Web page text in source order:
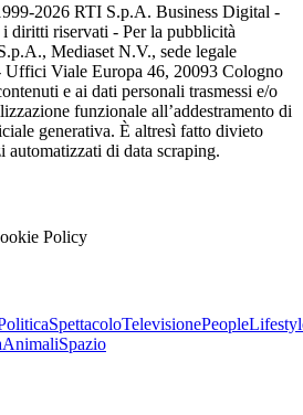
2026 RTI S.p.A. Business Digital -
diritti riservati - Per la pubblicità
Mediaset N.V., sede legale
Uffici Viale Europa 46, 20093 Cologno
e ai dati personali trasmessi e/o
funzionale all’addestramento di
generativa. È altresì fatto divieto
automatizzati di data scraping.
Policy
SpettacoloTelevisionePeople
AnimaliSpazio